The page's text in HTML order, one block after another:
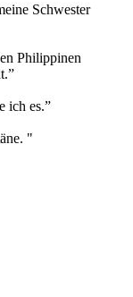
Schwester
Philippinen
ich es.”
"